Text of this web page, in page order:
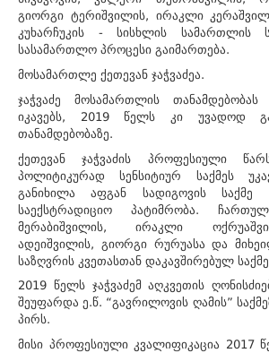
გიორგი ტერიშვილის, ირაკლი
კუხარჩუკის - სისხლის სამართლის
სასამართლო პროცესი გაიმართება.
მოსამართლე ქეთევან ჯაჭვაძეა.
ჯაჭვაძე მოსამართლის
იკავებს, 2019 წელს კი უვადოდ
თანამდებობაზე.
ქეთევან ჯაჭვაძის პროფესიული
პოლიტიკურად სენსიტიურ საქმეს
განიხილა აფგან სადიგოვის
საექსტრადიციო პატიმრობა.
მერაბიშვილის, ირაკლი
ადეიშვილის, გიორგი რურუასა და
საზღვრის კვეთასთან დაკავშირებულ
2019 წელს ჯაჭვაძემ აღკვეთის
შეუფარდა ე.წ. “გავრილოვის ღამის”
პირს.
მისი პროფესიული კვალიფიკაცია 2017